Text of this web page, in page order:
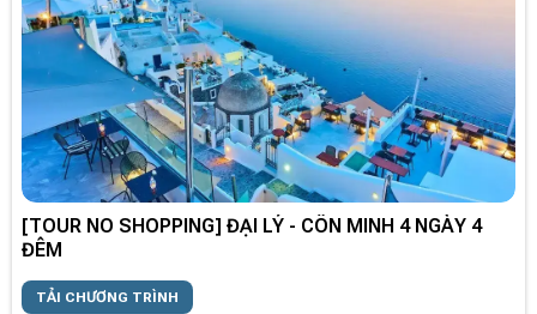
[TOUR NO SHOPPING] ĐẠI LÝ - CÔN MINH 4 NGÀY 4
ĐÊM
TẢI CHƯƠNG TRÌNH